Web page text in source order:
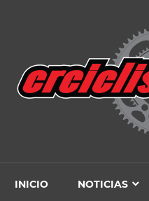
INICIO NOTICIAS